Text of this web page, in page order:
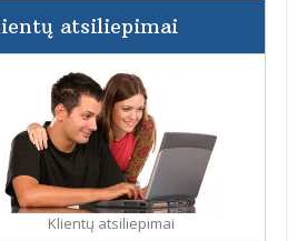
atsiliepimai
Klientų atsiliepimai